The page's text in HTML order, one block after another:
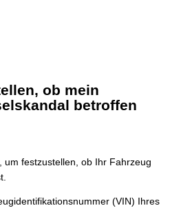
ob mein
betroffen
um festzustellen, ob Ihr Fahrzeug
(VIN) Ihres